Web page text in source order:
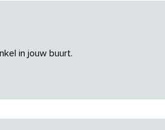
in jouw buurt.